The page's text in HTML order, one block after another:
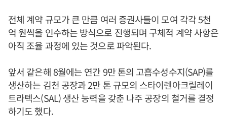
전체 계약 규모가 큰 만큼 여러 증권사들이 모여 각각 5천
억 원씩을 인수하는 방식으로 진행되며 구체적 계약 사항은
아직 조율 과정에 있는 것으로 파악된다.
앞서 같은해 8월에는 연간 9만 톤의 고흡수성수지(SAP)를
생산하는 김천 공장과 2만 톤 규모의 스타이렌아크릴레이
트라텍스(SAL) 생산 능력을 갖춘 나주 공장의 철거를 결정
하기도 했다.